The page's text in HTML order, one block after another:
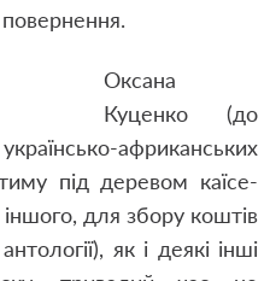
Оксана
Куценко (до
африканських
під деревом каїсе-
для збору коштів
як і деякі інші